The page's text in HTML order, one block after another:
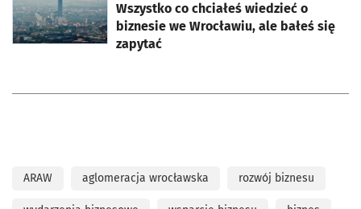
Wszystko co chciałeś wiedzieć o
biznesie we Wrocławiu, ale bałeś się
zapytać
ARAW aglomeracja wrocławska rozwój biznesu